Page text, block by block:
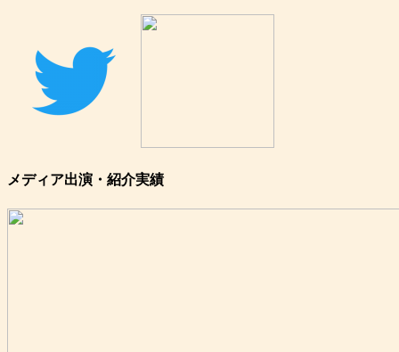
メディア出演・紹介実績